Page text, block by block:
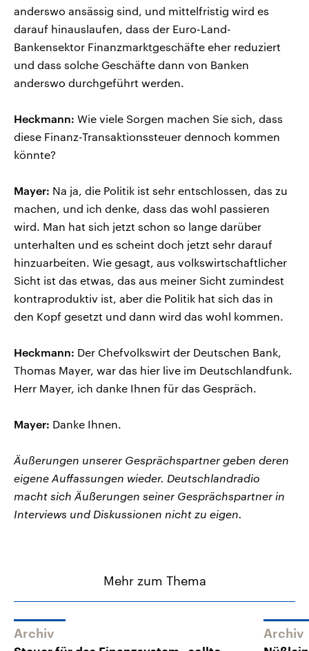
anderswo ansässig sind, und mittelfristig wird es
darauf hinauslaufen, dass der Euro-Land-
Bankensektor Finanzmarktgeschäfte eher reduziert
und dass solche Geschäfte dann von Banken
anderswo durchgeführt werden.
Heckmann: Wie viele Sorgen machen Sie sich, dass
diese Finanz-Transaktionssteuer dennoch kommen
könnte?
Mayer: Na ja, die Politik ist sehr entschlossen, das zu
machen, und ich denke, dass das wohl passieren
wird. Man hat sich jetzt schon so lange darüber
unterhalten und es scheint doch jetzt sehr darauf
hinzuarbeiten. Wie gesagt, aus volkswirtschaftlicher
Sicht ist das etwas, das aus meiner Sicht zumindest
kontraproduktiv ist, aber die Politik hat sich das in
den Kopf gesetzt und dann wird das wohl kommen.
Heckmann: Der Chefvolkswirt der Deutschen Bank,
Thomas Mayer, war das hier live im Deutschlandfunk.
Herr Mayer, ich danke Ihnen für das Gespräch.
Mayer: Danke Ihnen.
Äußerungen unserer Gesprächspartner geben deren
eigene Auffassungen wieder. Deutschlandradio
macht sich Äußerungen seiner Gesprächspartner in
Interviews und Diskussionen nicht zu eigen.
Mehr zum Thema
Archiv Archiv